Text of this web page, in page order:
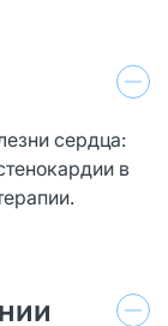
сердца:
в